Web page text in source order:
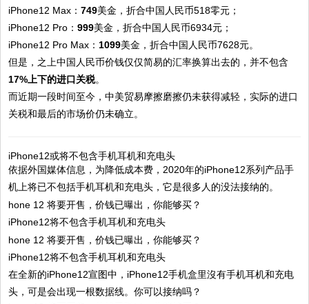
iPhone12 Max：749美金，折合中国人民币518零元；
iPhone12 Pro：999美金，折合中国人民币6934元；
iPhone12 Pro Max： 1099美金，折合中国人民币7628元。
但是，之上中国人民币价钱仅仅简易的汇率换算出去的，并不包含
17%上下的进口关税。
而近期一段时间至今，中美贸易摩擦磨擦仍未获得减轻，实际的进口
关税和最后的市场价仍未确立。
iPhone12或将不包含手机耳机和充电头
依据外国媒体信息，为降低成本费，2020年的iPhone12系列产品手
机上将已不包括手机耳机和充电头，它是很多人的没法接纳的。
iPhone12将不包含手机耳机和充电头
iPhone12将不包含手机耳机和充电头
在全新的iPhone12宣图中，iPhone12手机盒里沒有手机耳机和充电
头，可是会出现一根数据线。你可以接纳吗？